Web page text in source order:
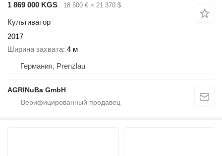
1 869 000 KGS
18 500 € ≈ 21 370 $
Культиватор
2017
Ширина захвата 4 м
Германия, Prenzlau
AGRINuBa GmbH